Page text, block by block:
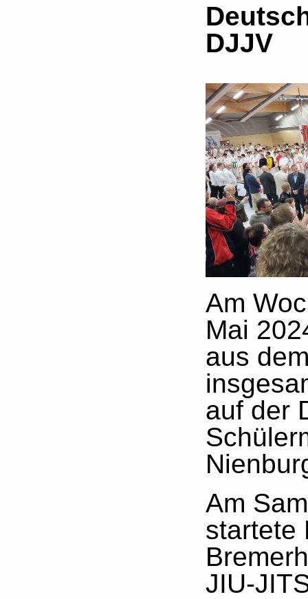
DJJV
Am
Mai
aus
auf der
Am
startete
JIU-